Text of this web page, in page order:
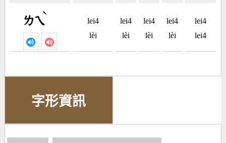
ㄌㄟ
ˋ
lei4
lèi
lei4
lèi
lei4
lèi
lei4
lèi
lei4
lei4
字形資訊